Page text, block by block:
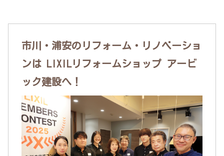
市川・浦安のリフォーム・リノベーショ
ンは LIXILリフォームショップ アービ
ック建設へ！